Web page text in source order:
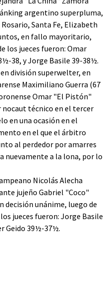
argentino superpluma,
Santa Fe, Elizabeth
en fallo mayoritario,
los jueces fueron: Omar
38, y Jorge Basile 39-38½.
división superwelter, en
Maximiliano Guerra (67
Omar "El Pistón"
nocaut técnico en el tercer
en una ocasión en el
en el que el árbitro
al perdedor por amarres
nuevamente a la lona, por lo
Nicolás Alecha
jujeño Gabriel "Coco"
decisión unánime, luego de
jueces fueron: Jorge Basile
Geido 39½-37½.